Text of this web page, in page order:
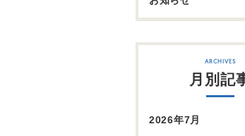
月別記
2026年7月